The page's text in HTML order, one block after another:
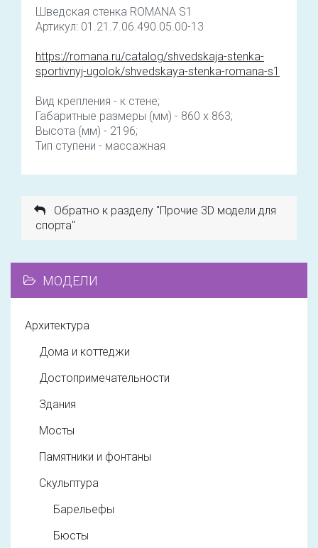
Шведская стенка ROMANA S1
Артикул: 01.21.7.06.490.05.00-13
https://romana.ru/catalog/shvedskaja-stenka-
sportivnyj-ugolok/shvedskaya-stenka-romana-s1
Вид крепления - к стене;
Габаритные размеры (мм) - 860 x 863;
Высота (мм) - 2196;
Тип ступени - массажная
Обратно к разделу "Прочие 3D модели для
спорта"
МОДЕЛИ
Архитектура
Дома и коттеджи
Достопримечательности
Здания
Мосты
Памятники и фонтаны
Скульптура
Барельефы
Бюсты